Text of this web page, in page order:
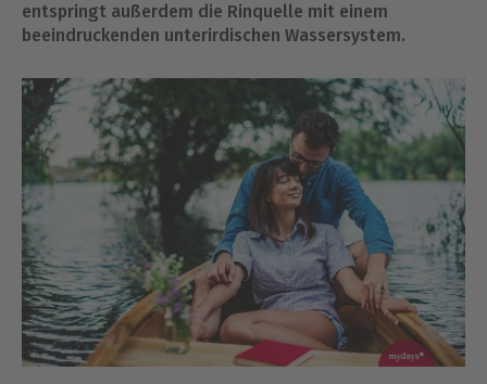
entspringt außerdem die Rinquelle mit einem
beeindruckenden unterirdischen Wassersystem.